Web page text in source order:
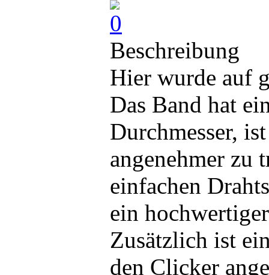
Beschreibung
Hier wurde auf
Das Band hat
Durchmesser,
angenehmer zu
einfachen
ein
Zusätzlich ist
den Clicker